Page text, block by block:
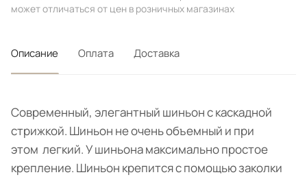
может отличаться от цен в розничных магазинах
Описание Оплата Доставка
Современный, элегантный шиньон с каскадной
стрижкой. Шиньон не очень объемный и при
этом легкий. У шиньона максимально простое
крепление. Шиньон крепится с помощью заколки